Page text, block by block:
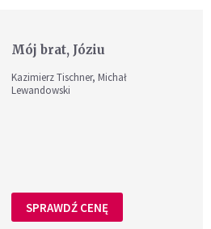
Mój brat, Józiu
Kazimierz Tischner, Michał
Lewandowski
SPRAWDŹ CENĘ